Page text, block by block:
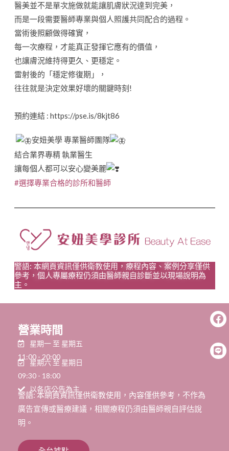
醫美並不是單次施做就能讓肌膚狀況達到完美，
而是一段需要醫師專業與個人照護共同配合的過程。
當術後照顧做得確實，
每一次療程，才能真正發揮它應有的價值，
也讓膚況維持得更久、更穩定。
雷射後的「穩定修復期」，
往往就是決定效果好壞的關鍵時刻!
預約連結 : https://pse.is/8kjt86
安妞美學 專業醫師團隊
結合業界專精 執業醫生
讓每個人都可以安心變美麗
#選擇專業合格的診所和醫師
警語: 本網頁資訊僅供衛教使用，療程內容、案例分享僅供
參考，個人專屬療程仍須由醫師親自診斷並以現場說明為
主。
營業時間
星期一 至 星期五
11:00 - 20:00
星期六 至 星期日
09:30 - 18:00
以各店公告為主
警語: 本網頁資訊僅供衛教使用，內容僅供參考，不作為
廣告宣傳或醫療建議，相關療程仍須由醫師親自評估說
明。